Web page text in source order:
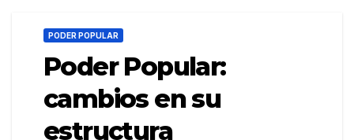
PODER POPULAR
Poder Popular:
cambios en su
estructura